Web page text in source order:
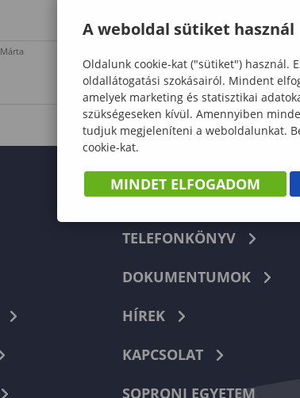
Márta
TELEFONKÖNYV
DOKUMENTUMOK
HÍREK
KAPCSOLAT
SOPRONI EGYETEM
A weboldal sütiket használ
Oldalunk cookie-kat ("sütiket") használ.
oldallátogatási szokásairól. Mindent
amelyek marketing és statisztikai
szükségeseken kívül. Amennyiben
tudjuk megjeleníteni a weboldalunkat.
cookie-kat.
MINDET ELFOGADOM